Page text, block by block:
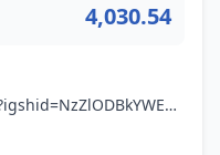
4,030.54
instagram.com/dollarcash85?igshid=NzZlODBkYWE4Ng==